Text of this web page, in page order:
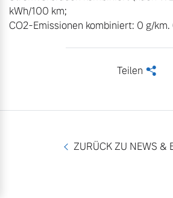
kWh/100 km;
CO2-Emissionen kombiniert: 0 g/km.
Teilen <
ZURÜCK ZU NEWS &